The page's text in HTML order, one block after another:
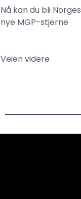
Nå kan du bli Norges
nye MGP-stjerne
Veien videre